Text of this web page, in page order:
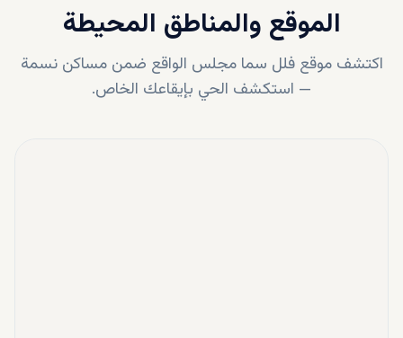
الموقع والمناطق المحيطة
اكتشف موقع فلل سما مجلس الواقع ضمن مساكن نسمة
— استكشف الحي بإيقاعك الخاص.